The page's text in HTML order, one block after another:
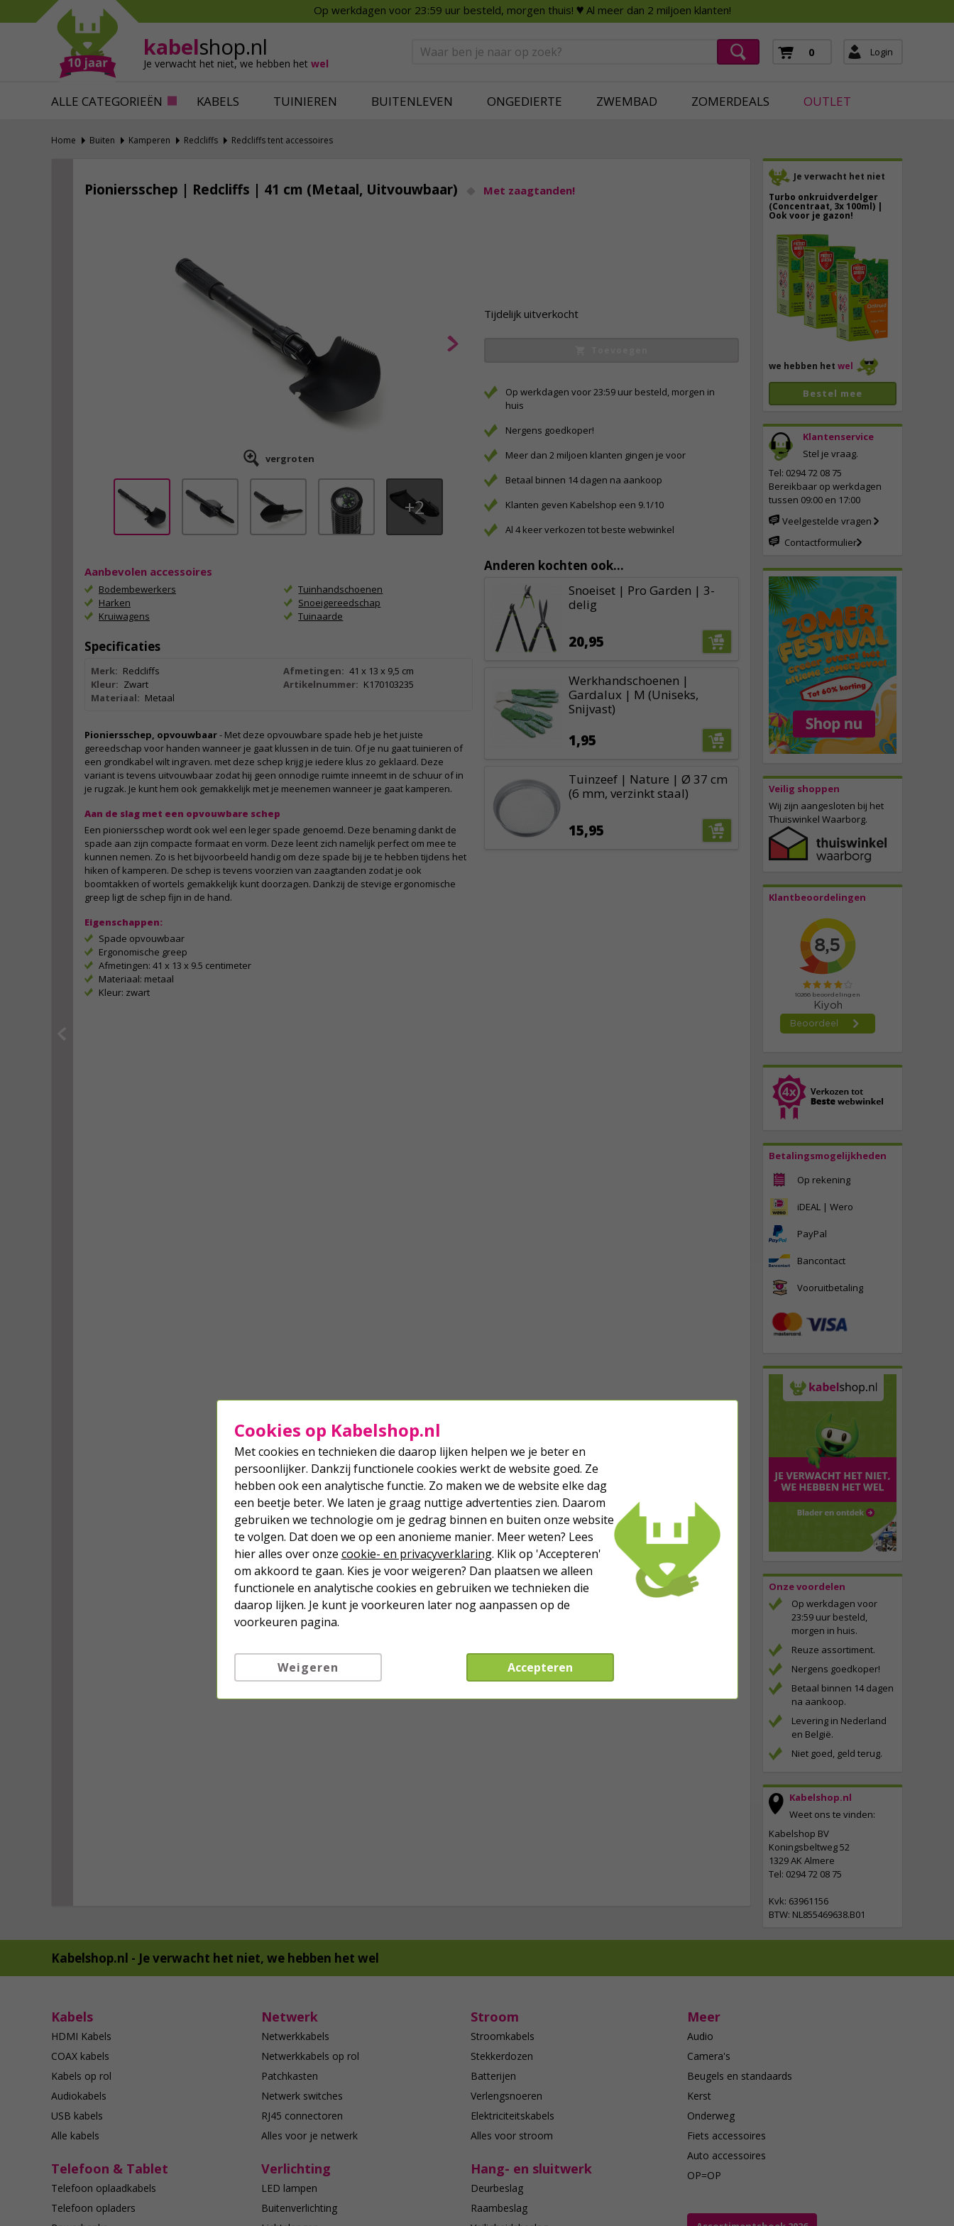
Op werkdagen voor 23:59 uur besteld, morgen thuis! ♥ Al meer dan 2 miljoen klanten!
kabelshop.nl
Je verwacht het niet, we hebben het wel
0 Login
ALLE CATEGORIEËN KABELS TUINIEREN BUITENLEVEN ONGEDIERTE ZWEMBAD ZOMERDEALS OUTLET
Mollen verjagen
Slakken bestrijden
Katten verjagen
Alles tegen ongedierte
Verfbenodigdheden
Behangbenodigdheden
Ventilatie
Smart Home
Deurbellen
Slimme beveiliging
Home Buiten Kamperen Redcliffs Redcliffs tent accessoires
Je verwacht het niet
Turbo onkruidverdelger
(Concentraat, 3x 100ml) |
Ook voor je gazon!
40,
we hebben het wel
Bestel mee
Klantenservice
Stel je vraag.
Tel: 0294 72 08 75
Bereikbaar op werkdagen
tussen 09:00 en 17:00
Veelgestelde vragen
Contactformulier
Veilig shoppen
Wij zijn aangesloten bij het
Thuiswinkel Waarborg.
Klantbeoordelingen
Betalingsmogelijkheden
Op rekening
iDEAL | Wero
PayPal
Bancontact
Vooruitbetaling
Onze voordelen
Op werkdagen voor
23:59 uur besteld,
morgen in huis.
Reuze assortiment.
Nergens goedkoper!
Betaal binnen 14 dagen
na aankoop.
Levering in Nederland
en België.
Niet goed, geld terug.
Kabelshop.nl
Weet ons te vinden:
Kabelshop BV
Koningsbeltweg 52
1329 AK Almere
Tel: 0294 72 08 75
Kvk: 63961156
BTW: NL855469638.B01
Pioniersschep | Redcliffs | 41 cm (Metaal, Uitvouwbaar) Met zaagtanden!
vergroten vergroten
2
Aanbevolen accessoires
Bodembewerkers
Harken
Kruiwagens
Tuinhandschoenen
Snoeigereedschap
Tuinaarde
Specificaties
Merk: Redcliffs
Kleur: Zwart
Materiaal: Metaal
Afmetingen:
41 x 13 x 9,5 cm
Artikelnummer: K170103235
Pioniersschep, opvouwbaar- Met deze opvouwbare spade heb je het juiste
gereedschap voor handen wanneer je gaat klussen in de tuin. Of je nu gaat tuinieren of
een grondkabel wilt ingraven. met deze schep krijg je iedere klus zo geklaard. Deze
variant is tevens uitvouwbaar zodat hij geen onnodige ruimte inneemt in de schuur of in
je rugzak. Je kunt hem ook gemakkelijk met je meenemen wanneer je gaat kamperen.
Aan de slag met een opvouwbare schep
Een pioniersschep wordt ook wel een leger spade genoemd. Deze benaming dankt de
spade aan zijn compacte formaat en vorm. Deze leent zich namelijk perfect om mee te
kunnen nemen. Zo is het bijvoorbeeld handig om deze spade bij je te hebben tijdens het
hiken of kamperen. De schep is tevens voorzien van zaagtanden zodat je ook
boomtakken of wortels gemakkelijk kunt doorzagen. Dankzij de stevige ergonomische
greep ligt de schep fijn in de hand.
Eigenschappen:
Spade opvouwbaar
Ergonomische greep
Afmetingen: 41 x 13 x 9.5 centimeter
Materiaal: metaal
Kleur: zwart
Tijdelijk uitverkocht
Op werkdagen voor 23:59 uur besteld, morgen in
huis
Nergens goedkoper!
Meer dan 2 miljoen klanten gingen je voor
Betaal binnen 14 dagen na aankoop
Klanten geven Kabelshop een 9.1/10
Al 4 keer verkozen tot beste webwinkel
Anderen kochten ook...
Snoeiset | Pro Garden | 3-
delig
20,95
Werkhandschoenen |
Gardalux | M (Uniseks,
Snijvast)
1,95
Tuinzeef | Nature | Ø 37 cm
(6 mm, verzinkt staal)
15,95
Kabelshop.nl - Je verwacht het niet, we hebben het wel
Kabels
HDMI Kabels
COAX kabels
Kabels op rol
Audiokabels
USB kabels
Alle kabels
Netwerk
Netwerkkabels
Netwerkkabels op rol
Patchkasten
Netwerk switches
RJ45 connectoren
Alles voor je netwerk
Stroom
Stroomkabels
Stekkerdozen
Batterijen
Verlengsnoeren
Elektriciteitskabels
Alles voor stroom
Telefoon & Tablet
Telefoon oplaadkabels
Telefoon opladers
Verlichting
LED lampen
Buitenverlichting
Hang- en sluitwerk
Deurbeslag
Raambeslag
Meer
Audio
Camera's
Beugels en standaards
Kerst
Onderweg
Fiets accessoires
Auto accessoires
OP=OP
Cookies op Kabelshop.nl
Met cookies en technieken die daarop lijken helpen we je beter en
persoonlijker. Dankzij functionele cookies werkt de website goed. Ze
hebben ook een analytische functie. Zo maken we de website elke dag
een beetje beter. We laten je graag nuttige advertenties zien. Daarom
gebruiken we technologie om je gedrag binnen en buiten onze website
te volgen. Dat doen we op een anonieme manier. Meer weten? Lees
hier alles over onze cookie- en privacyverklaring. Klik op 'Accepteren'
om akkoord te gaan. Kies je voor weigeren? Dan plaatsen we alleen
functionele en analytische cookies en gebruiken we technieken die
daarop lijken. Je kunt je voorkeuren later nog aanpassen op de
voorkeuren pagina.
Accepteren
Weigeren